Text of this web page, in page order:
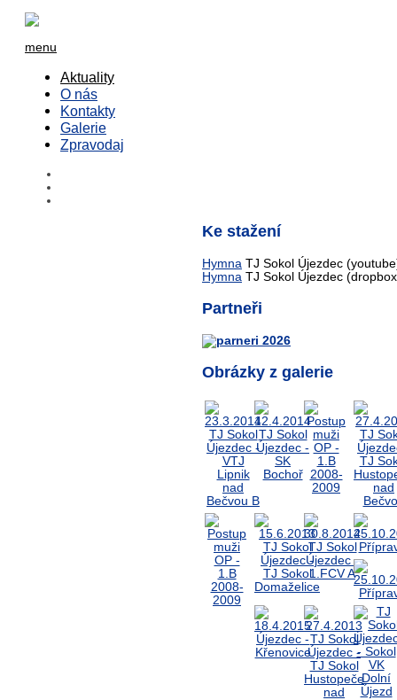
menu
Aktuality
O nás
Kontakty
Galerie
Zpravodaj
Ke stažení
Hymna TJ Sokol Újezdec
Hymna TJ Sokol Újezdec
Partneři
Obrázky z galerie